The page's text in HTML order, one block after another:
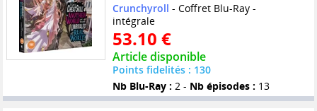
Crunchyroll - Coffret Blu-Ray -
intégrale
53.10 €
Article disponible
Points fidelités : 130
Nb Blu-Ray : 2 - Nb épisodes : 13